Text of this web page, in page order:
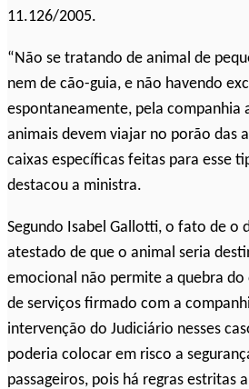
11.126/2005.
“Não se tratando de animal de
nem de cão-guia, e não havendo
espontaneamente, pela companhia
animais devem viajar no porão das
caixas específicas feitas para esse
destacou a ministra.
Segundo Isabel Gallotti, o fato de o
atestado de que o animal seria
emocional não permite a quebra
de serviços firmado com a
intervenção do Judiciário nesses
poderia colocar em risco a
passageiros, pois há regras estritas